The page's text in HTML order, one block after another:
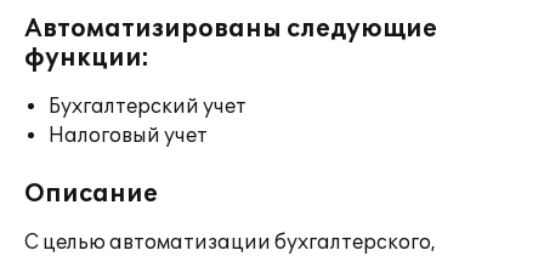
Автоматизированы следующие
функции:
Бухгалтерский учет
Налоговый учет
Описание
С целью автоматизации бухгалтерского,